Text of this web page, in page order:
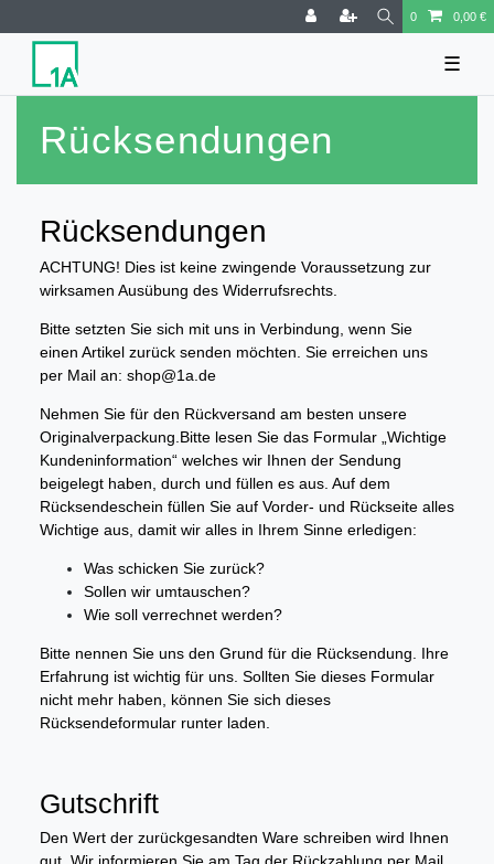
0 0,00 €
☰
Rücksendungen
Rücksendungen
ACHTUNG! Dies ist keine zwingende Voraussetzung zur
wirksamen Ausübung des Widerrufsrechts.
Bitte setzten Sie sich mit uns in Verbindung, wenn Sie
einen Artikel zurück senden möchten. Sie erreichen uns
per Mail an: shop@1a.de
Nehmen Sie für den Rückversand am besten unsere
Originalverpackung.Bitte lesen Sie das Formular „Wichtige
Kundeninformation“ welches wir Ihnen der Sendung
beigelegt haben, durch und füllen es aus. Auf dem
Rücksendeschein füllen Sie auf Vorder- und Rückseite alles
Wichtige aus, damit wir alles in Ihrem Sinne erledigen:
Was schicken Sie zurück?
Sollen wir umtauschen?
Wie soll verrechnet werden?
Bitte nennen Sie uns den Grund für die Rücksendung. Ihre
Erfahrung ist wichtig für uns. Sollten Sie dieses Formular
nicht mehr haben, können Sie sich dieses
Rücksendeformular runter laden.
Gutschrift
Den Wert der zurückgesandten Ware schreiben wird Ihnen